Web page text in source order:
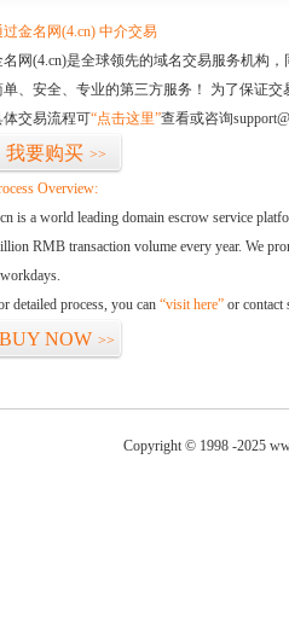
过金名网(4.cn) 中介交易
名网(4.cn)是全球领先的域名交易服务机构
单、安全、专业的第三方服务！ 为了保证
体交易流程可“点击这里”查看或咨询
我要购买 >>
Overview:
is a world leading domain escrow service
RMB transaction volume every year. We
detailed process, you can “visit here” or contact
BUY NOW >>
Copyright © 1998 -2025